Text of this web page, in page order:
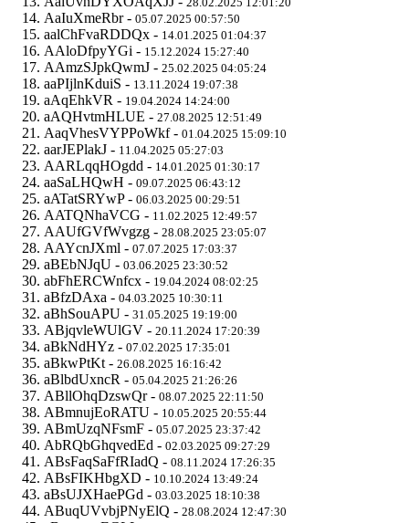
AaIuXmeRbr - 05.07.2025 00:57:50
aalChFvaRDDQx - 14.01.2025 01:04:37
AAloDfpyYGi - 15.12.2024 15:27:40
AAmzSJpkQwmJ - 25.02.2025 04:05:24
aaPIjlnKduiS - 13.11.2024 19:07:38
aAqEhkVR - 19.04.2024 14:24:00
aAQHvtmHLUE - 27.08.2025 12:51:49
AaqVhesVYPPoWkf - 01.04.2025 15:09:10
aarJEPlakJ - 11.04.2025 05:27:03
AARLqqHOgdd - 14.01.2025 01:30:17
aaSaLHQwH - 09.07.2025 06:43:12
aATatSRYwP - 06.03.2025 00:29:51
AATQNhaVCG - 11.02.2025 12:49:57
AAUfGVfWvgzg - 28.08.2025 23:05:07
AAYcnJXml - 07.07.2025 17:03:37
aBEbNJqU - 03.06.2025 23:30:52
abFhERCWnfcx - 19.04.2024 08:02:25
aBfzDAxa - 04.03.2025 10:30:11
aBhSouAPU - 31.05.2025 19:19:00
ABjqvleWUlGV - 20.11.2024 17:20:39
aBkNdHYz - 07.02.2025 17:35:01
aBkwPtKt - 26.08.2025 16:16:42
aBlbdUxncR - 05.04.2025 21:26:26
ABllOhqDzswQr - 08.07.2025 22:11:50
ABmnujEoRATU - 10.05.2025 20:55:44
ABmUzqNFsmF - 05.07.2025 23:37:42
AbRQbGhqvedEd - 02.03.2025 09:27:29
ABsFaqSaFfRIadQ - 08.11.2024 17:26:35
ABsFIKHbgXD - 10.10.2024 13:49:24
aBsUJXHaePGd - 03.03.2025 18:10:38
ABuqUVvbjPNyElQ - 28.08.2024 12:47:30